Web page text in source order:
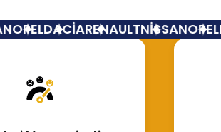
OPELDACİARENAULTNİSSANOPEL